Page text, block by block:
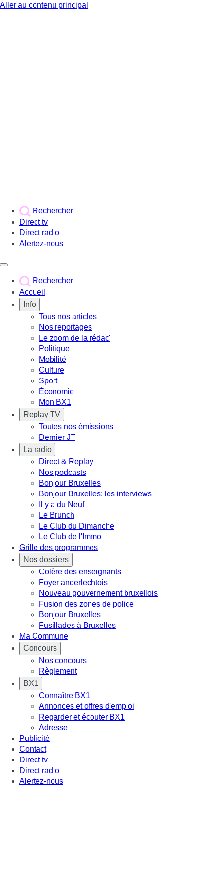
Aller au contenu principal
Rechercher
Direct tv
Direct radio
Alertez-nous
Rechercher
Accueil
Info
Tous nos articles
Nos reportages
Le zoom de la rédac'
Politique
Mobilité
Culture
Sport
Économie
Mon BX1
Replay TV
Toutes nos émissions
Dernier JT
La radio
Direct & Replay
Nos podcasts
Bonjour Bruxelles
Bonjour Bruxelles: les interviews
Il y a du Neuf
Le Brunch
Le Club du Dimanche
Le Club de l'Immo
Grille des programmes
Nos dossiers
Colère des enseignants
Foyer anderlechtois
Nouveau gouvernement bruxellois
Fusion des zones de police
Bonjour Bruxelles
Fusillades à Bruxelles
Ma Commune
Concours
Nos concours
Règlement
BX1
Connaître BX1
Annonces et offres d'emploi
Regarder et écouter BX1
Adresse
Publicité
Contact
Direct tv
Direct radio
Alertez-nous